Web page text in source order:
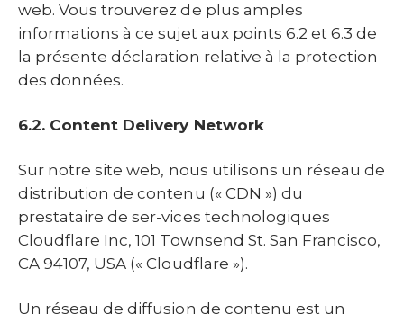
web. Vous trouverez de plus amples
informations à ce sujet aux points 6.2 et 6.3 de
la présente déclaration relative à la protection
6.2. Content Delivery Network
Sur notre site web, nous utilisons un réseau de
distribution de contenu (« CDN ») du
prestataire de ser-vices technologiques
Cloudflare Inc, 101 Townsend St. San Francisco,
CA 94107, USA (« Cloudflare »).
Un réseau de diffusion de contenu est un